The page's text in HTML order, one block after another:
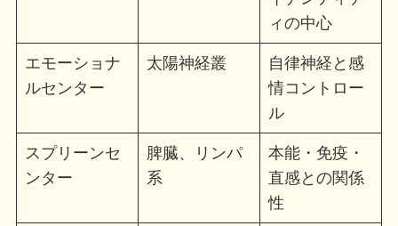
ィの中心
エモーショナ
ルセンター
太陽神経叢
自律神経と感
情コントロー
ル
スプリーンセ
ンター
脾臓、リンパ
系
本能・免疫・
直感との関係
性